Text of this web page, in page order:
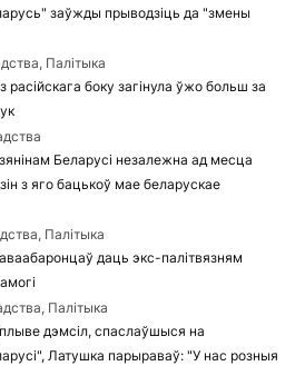
заўжды прыводзіць да "змены
Палітыка
расійскага боку загінула ўжо больш за
Беларусі незалежна ад месца
з яго бацькоў мае беларускае
Палітыка
даць экс-палітвязням
Палітыка
дэмсіл, спаслаўшыся на
Латушка парыраваў: "У нас розныя